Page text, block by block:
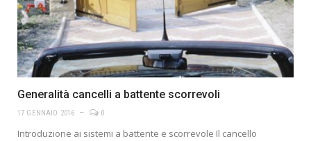
Generalità cancelli a battente scorrevoli
17 GENNAIO 2016 0
Introduzione ai sistemi a battente e scorrevole Il cancello